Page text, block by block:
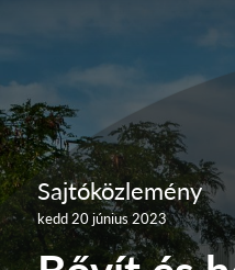
Sajtóközlemény
kedd 20 június 2023